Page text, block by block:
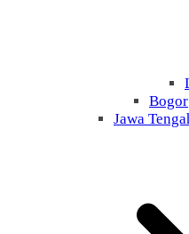
Bogor
Jawa